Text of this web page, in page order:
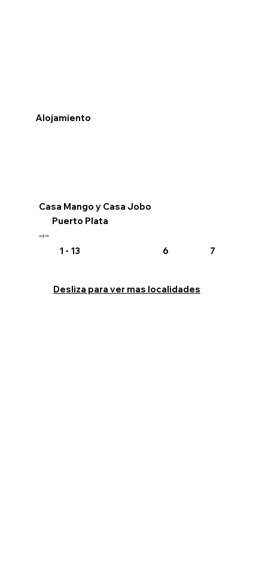
Alojamiento
Casa Mango y Casa Jobo
Puerto Plata
US$174
1 - 13 6 7
Desliza para ver mas localidades